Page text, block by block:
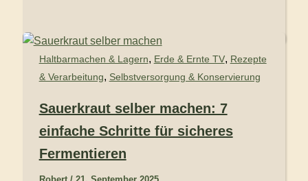
Haltbarmachen & Lagern, Erde & Ernte TV, Rezepte
& Verarbeitung, Selbstversorgung & Konservierung
Sauerkraut selber machen: 7
einfache Schritte für sicheres
Fermentieren